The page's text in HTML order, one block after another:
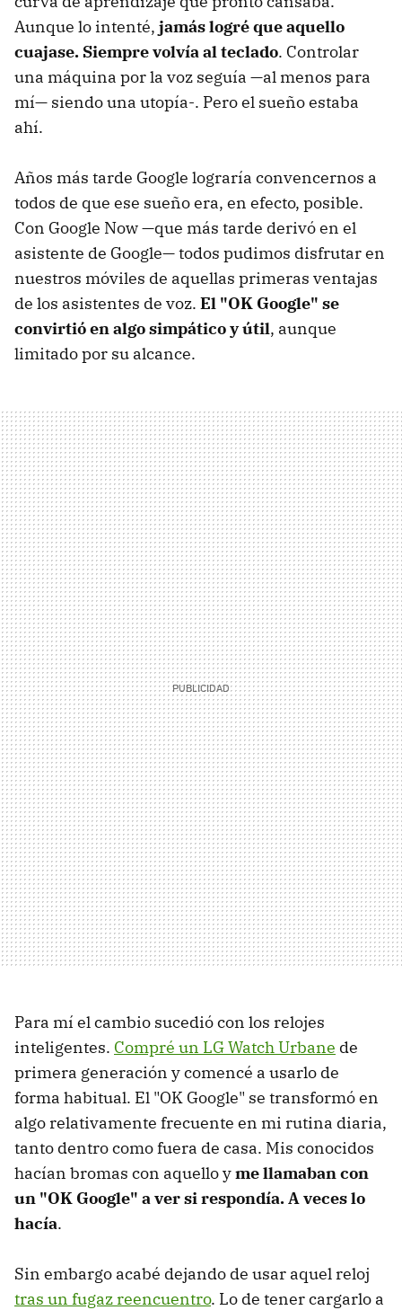
Aunque lo intenté, jamás logré que aquello
cuajase. Siempre volvía al teclado. Controlar
una máquina por la voz seguía —al menos para
mí— siendo una utopía-. Pero el sueño estaba
ahí.
Años más tarde Google lograría convencernos a
todos de que ese sueño era, en efecto, posible.
Con Google Now —que más tarde derivó en el
asistente de Google— todos pudimos disfrutar en
nuestros móviles de aquellas primeras ventajas
de los asistentes de voz. El "OK Google" se
convirtió en algo simpático y útil, aunque
limitado por su alcance.
Para mí el cambio sucedió con los relojes
inteligentes. Compré un LG Watch Urbane de
primera generación y comencé a usarlo de
forma habitual. El "OK Google" se transformó en
algo relativamente frecuente en mi rutina diaria,
tanto dentro como fuera de casa. Mis conocidos
hacían bromas con aquello yme llamaban con
un "OK Google" a ver si respondía. A veces lo
hacía.
Sin embargo acabé dejando de usar aquel reloj
tras un fugaz reencuentro. Lo de tener cargarlo a